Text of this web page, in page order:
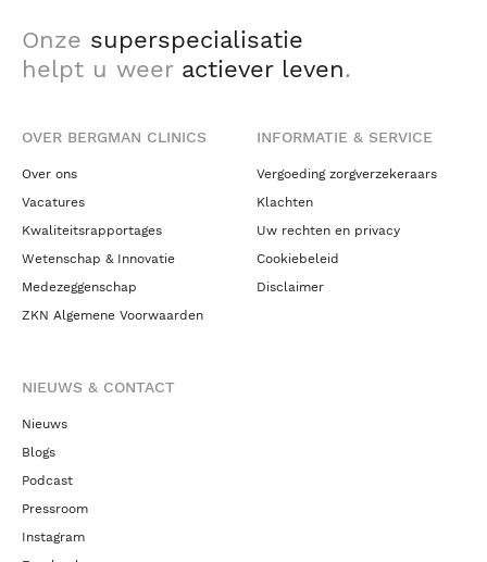
Onze superspecialisatie
helpt u weer actiever leven.
OVER BERGMAN CLINICS
Over ons
Vacatures
Kwaliteitsrapportages
Wetenschap & Innovatie
Medezeggenschap
ZKN Algemene Voorwaarden
INFORMATIE & SERVICE
Vergoeding zorgverzekeraars
Klachten
Uw rechten en privacy
Cookiebeleid
Disclaimer
NIEUWS & CONTACT
Nieuws
Blogs
Podcast
Pressroom
Instagram